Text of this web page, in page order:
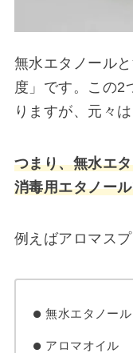
無水エタノール
度」です。この2
りますが、元々
つまり、無水エ
消毒用エタノー
例えばアロマス
無水エタノール
アロマオイル